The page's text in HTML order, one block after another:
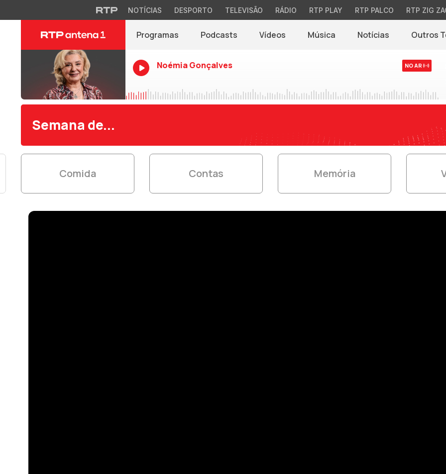
NOTÍCIAS DESPORTO TELEVISÃO RÁDIO RTP PLAY RTP PALCO RTP ZIG
Programas Podcasts Vídeos Música Notícias(abre em nova
Outros
Noémia Gonçalves NO AR
Semana de...
Comida Contas Memória